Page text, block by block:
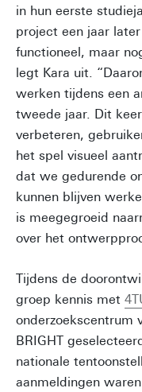
in hun eerste
project een jaar
functioneel, maar
legt Kara uit.
werken tijdens een
tweede jaar. Dit
verbeteren,
het spel visueel
dat we gedurende
kunnen blijven
is meegegroeid
over het
Tijdens de
groep kennis met
onderzoekscentrum
BRIGHT
nationale
aanmeldingen